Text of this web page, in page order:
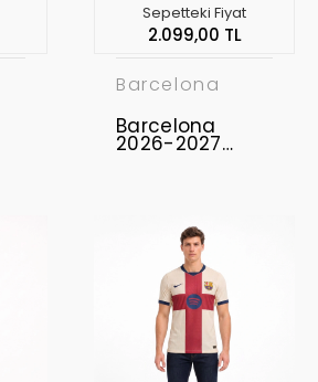
Sepetteki Fiyat
2.099,00 TL
Barcelona
Barcelona
2026-2027